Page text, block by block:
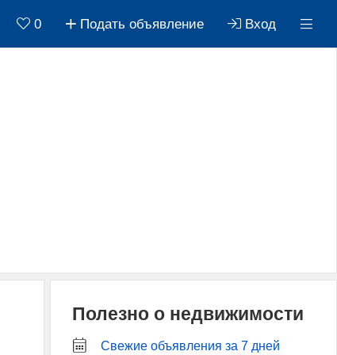
0 Подать объявление Вход
Полезно о недвижимости
Свежие объявления за 7 дней